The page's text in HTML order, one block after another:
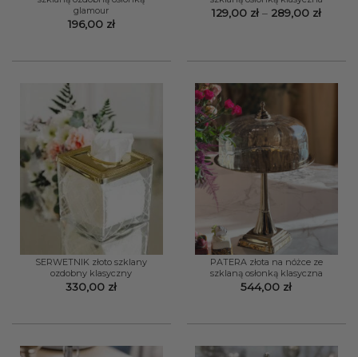
glamour
196,00 zł
129,00 zł – 289,00 złZakres
289,00
SERWETNIK złoto szklany
ozdobny klasyczny
330,00 zł
PATERA złota na nóżce ze
szklaną osłonką klasyczna
544,00 zł